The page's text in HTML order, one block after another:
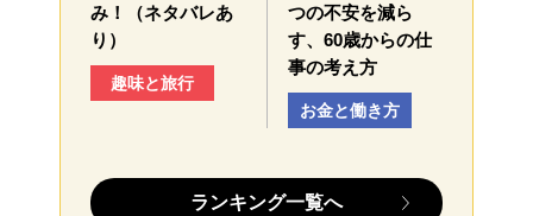
み！（ネタバレあ
り）
趣味と旅行
つの不安を減ら
す、60歳からの仕
事の考え方
お金と働き方
ランキング一覧へ